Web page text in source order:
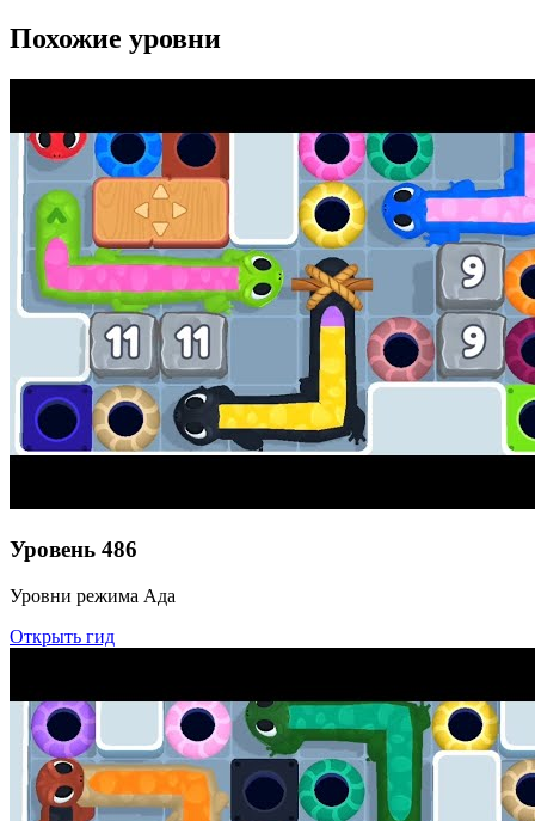
Похожие уровни
Уровень 486
Уровни режима Ада
Открыть гид